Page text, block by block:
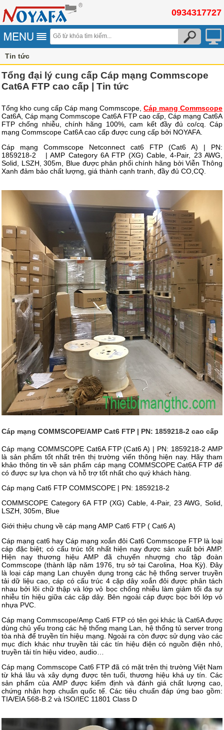
0934317727
Tin tức
Tổng đại lý cung cấp Cáp mạng Commscope
Cat6A FTP cao cấp | Tin tức
Tổng kho cung cấp Cáp mạng Commscope, Cáp mạng Commscope
Cat6A, Cáp mạng Commscope Cat6A FTP cao cấp, Cáp mạng Cat6A
FTP chống nhiễu, chính hãng 100%, cam kết đầy đủ co/cq. Cáp
mạng Commscope Cat6A cao cấp được cung cấp bởi NOYAFA.
Cáp mạng Commscope Netconnect cat6 FTP (Cat6 A) | PN:
1859218-2 | AMP Category 6A FTP (XG) Cable, 4-Pair, 23 AWG,
Solid, LSZH, 305m, Blue được phân phối chính hãng bởi Viễn Thông
Xanh đảm bảo chất lượng, giá thành cạnh tranh, đầy đủ CO,CQ.
Cáp mạng COMMSCOPE/AMP Cat6 FTP | PN: 1859218-2 cao cấp
Cáp mạng COMMSCOPE Cat6A FTP (Cat6 A) | PN: 1859218-2 AMP
là sản phẩm tốt nhất trên thị trường viến thông hiện nay. Hãy tham
khảo thông tin về sản phẩm cáp mạng COMMSCOPE Cat6A FTP để
có được sự lựa chọn và hỗ trợ tốt nhất cho quý khách hàng.
Cáp mạng Cat6 FTP COMMSCOPE | PN: 1859218-2
COMMSCOPE Category 6A FTP (XG) Cable, 4-Pair, 23 AWG, Solid,
LSZH, 305m, Blue
Giới thiệu chung về cáp mạng AMP Cat6 FTP ( Cat6 A)
Cáp mạng cat6 hay Cáp mạng xoắn đôi Cat6 Commscope FTP là loại
cáp đặc biệt; có cấu trúc tốt nhất hiện nay được sản xuất bởi AMP.
Hiện nay thương hiệu AMP đã chuyển nhượng cho tập đoàn
Commscope (thành lập năm 1976, trụ sở tại Carolina, Hoa Kỳ). Đây
là loại cáp mạng Lan chuyên dụng trong các hệ thống server truyền
tải dữ liệu cao, cáp có cấu trúc 4 cặp dây xoắn đôi được phân tách
nhau bởi lõi chữ thập và lớp vỏ bọc chống nhiễu làm giảm tối đa sự
nhiễu tín hiệu giữa các cặp dây. Bên ngoài cáp được bọc bởi lớp vỏ
nhựa PVC.
Cáp mạng Commscope/Amp Cat6 FTP có tên gọi khác là Cat6A được
dùng chủ yếu trong các hệ thống mạng Lan, hệ thống tủ server trong
tòa nhà để truyền tín hiệu mạng. Ngoài ra còn được sử dụng vào các
mục đích khác như truyền tải các tín hiệu điện có nguồn điện nhỏ,
truyền tải tín hiệu video, audio…
Cáp mạng Commscope Cat6 FTP đã có mặt trên thị trường Việt Nam
từ khá lâu và xây dựng được tên tuổi, thương hiệu khá uy tín. Các
sản phẩm của AMP được kiểm định và đánh giá chất lượng cao,
chứng nhận hợp chuẩn quốc tế. Các tiêu chuẩn đáp ứng bao gồm:
TIA/EIA 568-B.2 và ISO/IEC 11801 Class D